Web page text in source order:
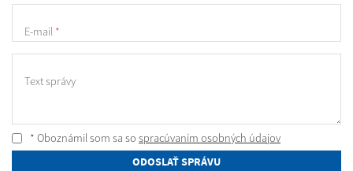
E-mail *
Text správy
* Oboznámil som sa so spracúvaním osobných údajov
ODOSLAŤ SPRÁVU